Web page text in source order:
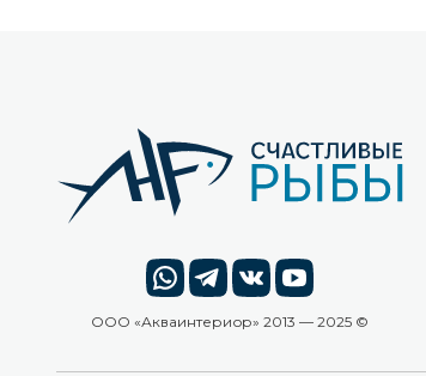
ООО «Акваинтериор» 2013 — 2025 ©